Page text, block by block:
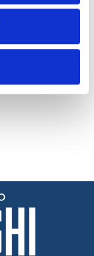
16 JUNE 2026
by